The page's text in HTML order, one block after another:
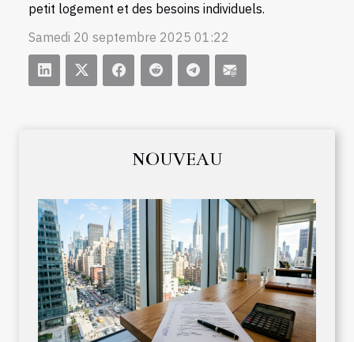
NOUVEAU
petit logement et des besoins individuels.
Samedi 20 septembre 2025 01:22